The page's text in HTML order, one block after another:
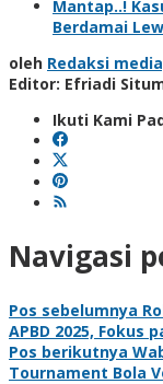
Mantap..!
Berdamai
oleh Redaksi
Editor: Efriadi
Ikuti Kami
Navigasi
Pos sebelumnya
APBD 2025, Fokus
Pos berikutnya
Tournament Bola